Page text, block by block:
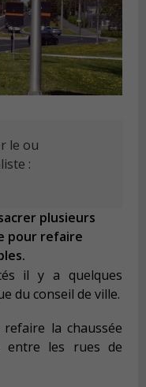
le ou
:
plusieurs
pour refaire
il y a quelques
du conseil de ville.
la chaussée
entre les rues de